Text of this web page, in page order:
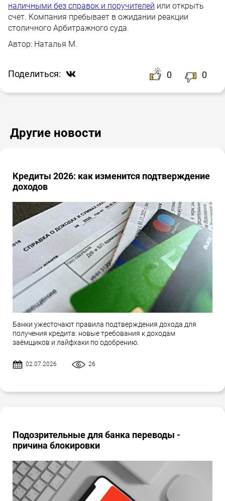
наличными без справок и поручителей или открыть
счет. Компания пребывает в ожидании реакции
столичного Арбитражного суда.
Автор: Наталья М.
Поделиться: 0 0
Другие новости
Кредиты 2026: как изменится подтверждение
доходов
Банки ужесточают правила подтверждения дохода для
получения кредита: новые требования к доходам
заёмщиков и лайфхаки по одобрению.
02.07.2026 26
Подозрительные для банка переводы -
причина блокировки